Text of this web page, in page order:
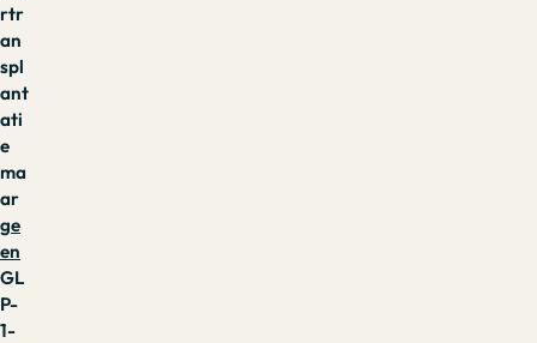
rtr
an
spl
ant
ati
e
ma
ar
ge
en
GL
P-
1-